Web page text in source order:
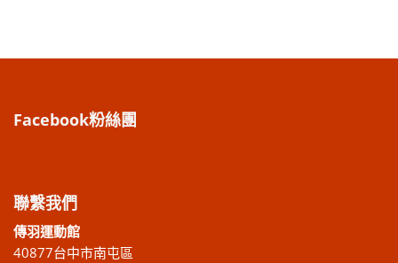
Facebook粉絲團
聯繫我們
傳羽運動館
40877台中市南屯區